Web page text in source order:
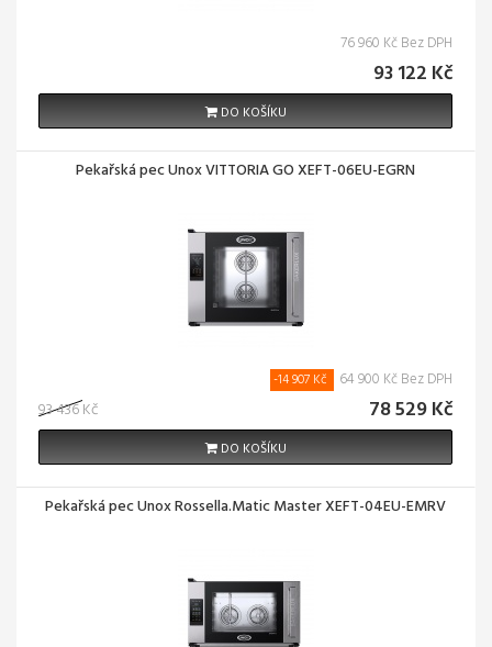
76 960 Kč Bez DPH
93 122 Kč
DO KOŠÍKU
Pekařská pec Unox VITTORIA GO XEFT-06EU-EGRN
93 436 Kč
-14 907 Kč 64 900 Kč Bez DPH
78 529 Kč
DO KOŠÍKU
Pekařská pec Unox Rossella.Matic Master XEFT-04EU-EMRV